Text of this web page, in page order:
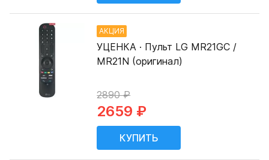
АКЦИЯ
УЦЕНКА · Пульт LG MR21GC /
MR21N (оригинал)
2890 ₽
2659 ₽